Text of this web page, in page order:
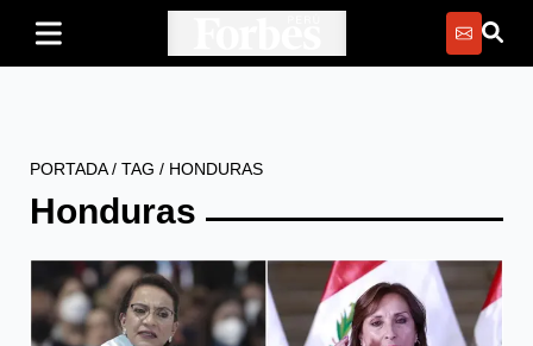
PORTADA/ TAG / HONDURAS
Honduras